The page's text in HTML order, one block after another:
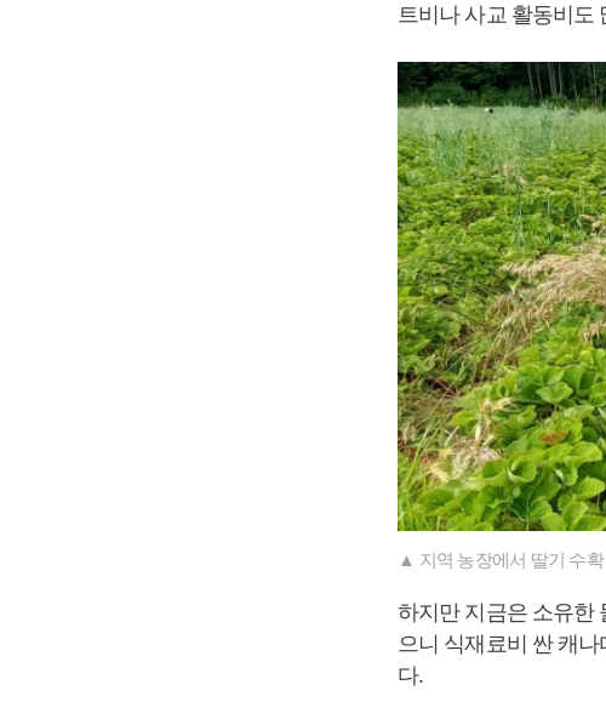
트비나 사교 활동비도
▲ 지역 농장에서 딸기 수
하지만 지금은 소유한
으니 식재료비 싼 캐
다.